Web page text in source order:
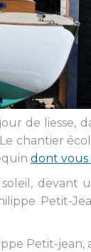
de
chantier
dont vous
soleil,
Petit-jean,